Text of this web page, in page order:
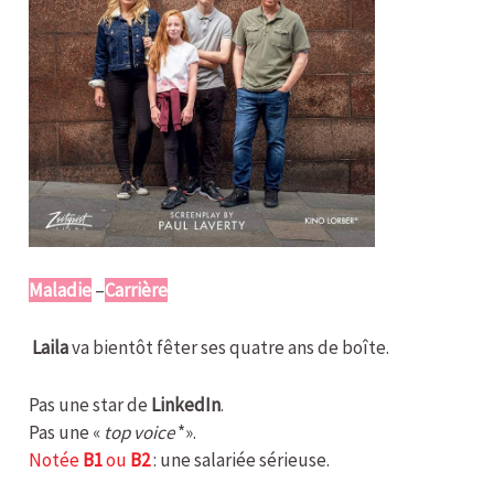
Maladie–Carrière
Lailava bientôt fêter ses quatre ans de boîte.
Pas une star de LinkedIn.
Pas une « top voice*».
NotéeB1ou B2: une salariée sérieuse.